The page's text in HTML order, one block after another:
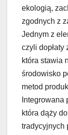
ekologią,
zgodnych z
Jednym z
czyli dopłaty
która stawia
środowisko
metod
Integrowana
która dąży
tradycyjnych